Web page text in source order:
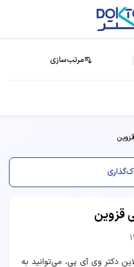
مرتب‌سازی
قزوین
قزوین
دکتر وی آی پی، می‌توانید به